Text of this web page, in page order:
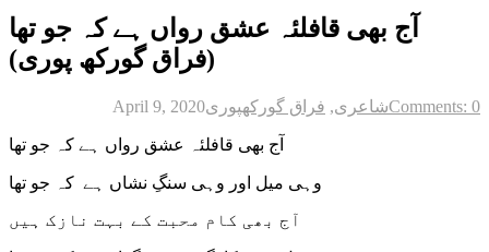
آج بھی قافلئہ عشق رواں ہے کہ جو تھا
(فراق گورکھ پوری)
April 9, 2020 شاعری, فراق گورکھپوری Comments: 0
آج بھی قافلئہ عشق رواں ہے کہ جو تھا
وہی میل اور وہی سنگِ نشاں ہے کہ جو تھا
آج بھی کام محبت کے بہت نازک ہیں